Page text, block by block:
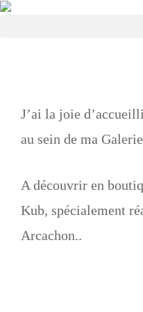
J’ai la joie
au sein de ma
A découvrir en
Kub, spécialement
Arcachon..